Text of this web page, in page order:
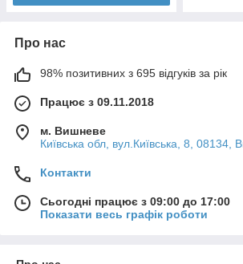
Про нас
98% позитивних з 695 відгуків за рік
Працює з 09.11.2018
м. Вишневе
Київська обл, вул.Київська, 8, 08134,
Контакти
Сьогодні працює з 09:00 до 17:00
Показати весь графік роботи